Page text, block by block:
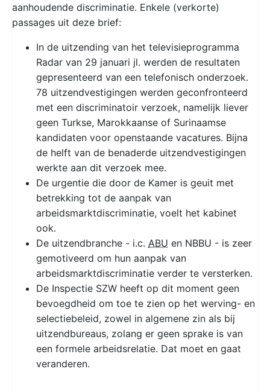
aanhoudende discriminatie. Enkele (verkorte)
passages uit deze brief:
In de uitzending van het televisieprogramma
Radar van 29 januari jl. werden de resultaten
gepresenteerd van een telefonisch onderzoek.
78 uitzendvestigingen werden geconfronteerd
met een discriminatoir verzoek, namelijk liever
geen Turkse, Marokkaanse of Surinaamse
kandidaten voor openstaande vacatures. Bijna
de helft van de benaderde uitzendvestigingen
werkte aan dit verzoek mee.
De urgentie die door de Kamer is geuit met
betrekking tot de aanpak van
arbeidsmarktdiscriminatie, voelt het kabinet
ook.
De uitzendbranche - i.c. ABU en NBBU - is zeer
gemotiveerd om hun aanpak van
arbeidsmarktdiscriminatie verder te versterken.
De Inspectie SZW heeft op dit moment geen
bevoegdheid om toe te zien op het werving- en
selectiebeleid, zowel in algemene zin als bij
uitzendbureaus, zolang er geen sprake is van
een formele arbeidsrelatie. Dat moet en gaat
veranderen.